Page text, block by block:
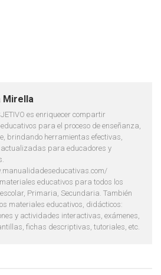
Mirella
es enriquecer compartir
para el proceso de enseñanza,
brindando herramientas efectivas,
para educadores y
educativos para todos los
Primaria, Secundaria. También
materiales educativos, didácticos:
y actividades interactivas, exámenes,
fichas descriptivas, tutoriales, etc.